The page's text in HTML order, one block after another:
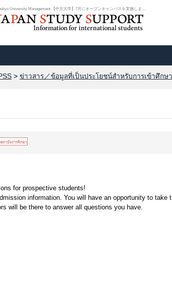
Chukyo University Management 【中京大学】7月にオープンキャンパスを実施します....
> ข่าวสาร／ข้อมูลที่เป็นประโยชน์สำหรับการเข้าศึกษ
for prospective students!
information. You will have an opportunity to take
will be there to answer all questions you have.